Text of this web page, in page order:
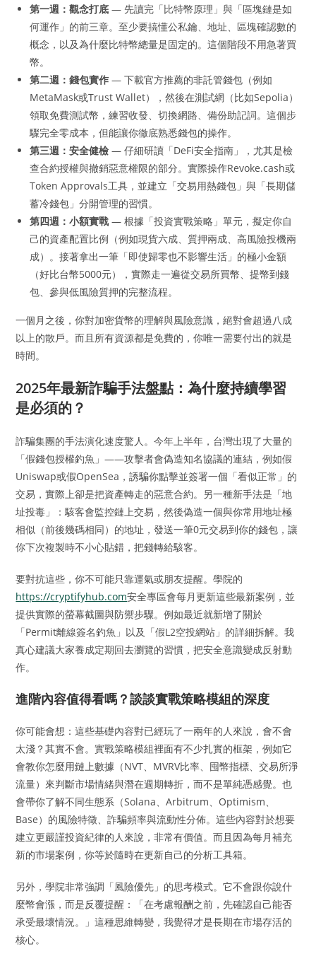
第一週：觀念打底 — 先讀完「比特幣原理」與「區塊鏈是如
何運作」的前三章。至少要搞懂公私鑰、地址、區塊確認數的
概念，以及為什麼比特幣總量是固定的。這個階段不用急著買
幣。
第二週：錢包實作 — 下載官方推薦的非託管錢包（例如
MetaMask或Trust Wallet），然後在測試網（比如Sepolia）
領取免費測試幣，練習收發、切換網路、備份助記詞。這個步
驟完全零成本，但能讓你徹底熟悉錢包的操作。
第三週：安全健檢 — 仔細研讀「DeFi安全指南」，尤其是檢
查合約授權與撤銷惡意權限的部分。實際操作Revoke.cash或
Token Approvals工具，並建立「交易用熱錢包」與「長期儲
蓄冷錢包」分開管理的習慣。
第四週：小額實戰 — 根據「投資實戰策略」單元，擬定你自
己的資產配置比例（例如現貨六成、質押兩成、高風險投機兩
成）。接著拿出一筆「即使歸零也不影響生活」的極小金額
（好比台幣5000元），實際走一遍從交易所買幣、提幣到錢
包、參與低風險質押的完整流程。
一個月之後，你對加密貨幣的理解與風險意識，絕對會超過八成
以上的散戶。而且所有資源都是免費的，你唯一需要付出的就是
時間。
2025年最新詐騙手法盤點：為什麼持續學習
是必須的？
詐騙集團的手法演化速度驚人。今年上半年，台灣出現了大量的
「假錢包授權釣魚」——攻擊者會偽造知名協議的連結，例如假
Uniswap或假OpenSea，誘騙你點擊並簽署一個「看似正常」的
交易，實際上卻是把資產轉走的惡意合約。另一種新手法是「地
址投毒」：駭客會監控鏈上交易，然後偽造一個與你常用地址極
相似（前後幾碼相同）的地址，發送一筆0元交易到你的錢包，讓
你下次複製時不小心貼錯，把錢轉給駭客。
要對抗這些，你不可能只靠運氣或朋友提醒。學院的
https://cryptifyhub.com安全專區會每月更新這些最新案例，並
提供實際的螢幕截圖與防禦步驟。例如最近就新增了關於
「Permit離線簽名釣魚」以及「假L2空投網站」的詳細拆解。我
真心建議大家養成定期回去瀏覽的習慣，把安全意識變成反射動
作。
進階內容值得看嗎？談談實戰策略模組的深度
你可能會想：這些基礎內容對已經玩了一兩年的人來說，會不會
太淺？其實不會。實戰策略模組裡面有不少扎實的框架，例如它
會教你怎麼用鏈上數據（NVT、MVRV比率、囤幣指標、交易所淨
流量）來判斷市場情緒與潛在週期轉折，而不是單純憑感覺。也
會帶你了解不同生態系（Solana、Arbitrum、Optimism、
Base）的風險特徵、詐騙頻率與流動性分佈。這些內容對於想要
建立更嚴謹投資紀律的人來說，非常有價值。而且因為每月補充
新的市場案例，你等於隨時在更新自己的分析工具箱。
另外，學院非常強調「風險優先」的思考模式。它不會跟你說什
麼幣會漲，而是反覆提醒：「在考慮報酬之前，先確認自己能否
承受最壞情況。」這種思維轉變，我覺得才是長期在市場存活的
核心。